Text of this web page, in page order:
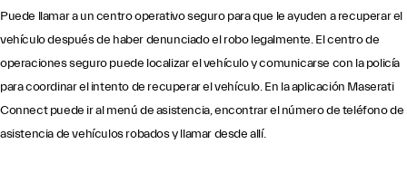
Puede llamar a un centro operativo seguro para que le ayuden a recuperar el
vehículo después de haber denunciado el robo legalmente. El centro de
operaciones seguro puede localizar el vehículo y comunicarse con la policía
para coordinar el intento de recuperar el vehículo. En la aplicación Maserati
Connect puede ir al menú de asistencia, encontrar el número de teléfono de
asistencia de vehículos robados y llamar desde allí.